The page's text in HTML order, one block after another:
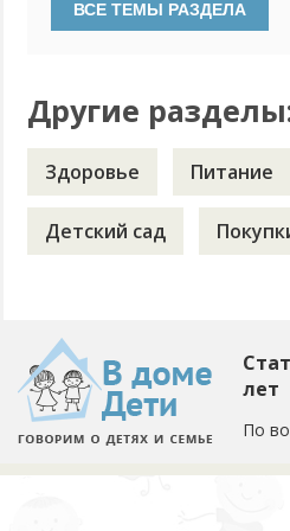
проблема связана с
Другие
Здоровье Питание
Детский сад
лет
По